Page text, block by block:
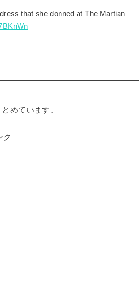
that she donned at The Martian
めています。
ク